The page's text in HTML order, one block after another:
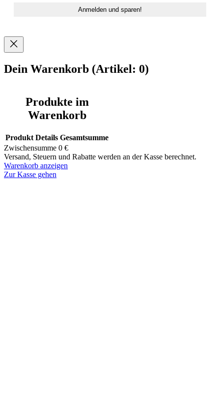
Dein Warenkorb (Artikel: 0)
Produkte im
Warenkorb
Produkt Details Gesamtsumme
Zwischensumme 0 €
Versand, Steuern und Rabatte werden an der Kasse berechnet.
Warenkorb anzeigen
Zur Kasse gehen